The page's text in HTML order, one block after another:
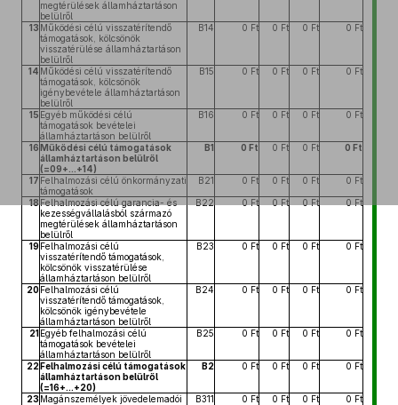
megtérülések államháztartáson
belülről
13 Működési célú visszatérítendő
támogatások, kölcsönök
visszatérülése államháztartáson
belülről
B14 0 Ft 0 Ft 0 Ft 0 Ft
14 Működési célú visszatérítendő
támogatások, kölcsönök
igénybevétele államháztartáson
belülről
B15 0 Ft 0 Ft 0 Ft 0 Ft
15 Egyéb működési célú
támogatások bevételei
államháztartáson belülről
B16 0 Ft 0 Ft 0 Ft 0 Ft
16Működési célú támogatások
államháztartáson belülről
(=09+...+14)
B1 0 Ft 0 Ft 0 Ft 0 Ft
17 Felhalmozási célú önkormányzati
támogatások
B21 0 Ft 0 Ft 0 Ft 0 Ft
18 Felhalmozási célú garancia- és
kezességvállalásból származó
megtérülések államháztartáson
belülről
B22 0 Ft 0 Ft 0 Ft 0 Ft
19Felhalmozási célú
visszatérítendő támogatások,
kölcsönök visszatérülése
államháztartáson belülről
B23 0 Ft 0 Ft 0 Ft 0 Ft
20 Felhalmozási célú
visszatérítendő támogatások,
kölcsönök igénybevétele
államháztartáson belülről
B24 0 Ft 0 Ft 0 Ft 0 Ft
21Egyéb felhalmozási célú
támogatások bevételei
államháztartáson belülről
B25 0 Ft 0 Ft 0 Ft 0 Ft
22Felhalmozási célú támogatások
államháztartáson belülről
(=16+...+20)
B2 0 Ft 0 Ft 0 Ft 0 Ft
23Magánszemélyek jövedelemadói B311 0 Ft 0 Ft 0 Ft
0 Ft